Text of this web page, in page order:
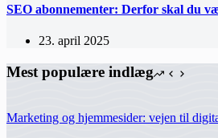
SEO abonnementer: Derfor skal du
23. april 2025
Mest populære indlæg
Marketing og hjemmesider: vejen til